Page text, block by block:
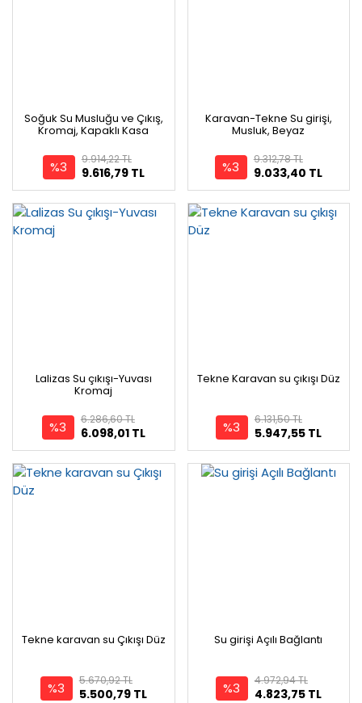
Soğuk Su Musluğu ve Çıkış,
Kromaj, Kapaklı Kasa
%3 9.616,79 TL
9.914,22 TL
Karavan-Tekne Su girişi,
Musluk, Beyaz
%3 9.033,40 TL
9.312,78 TL
Lalizas Su çıkışı-Yuvası
Kromaj
%3 6.098,01 TL
6.286,60 TL
Tekne Karavan su çıkışı Düz
%3 5.947,55 TL
6.131,50 TL
Tekne karavan su Çıkışı Düz
%3 5.500,79 TL
5.670,92 TL
Su girişi Açılı Bağlantı
%3 4.823,75 TL
4.972,94 TL